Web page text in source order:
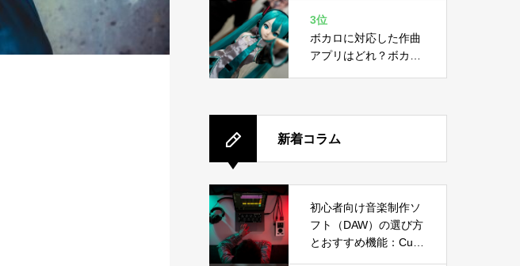
3位
ボカロに対応した作曲
アプリはどれ？ボカロ
新着コラム
初心者向け音楽制作ソ
フト（DAW）の選び方
とおすすめ機能：Cub